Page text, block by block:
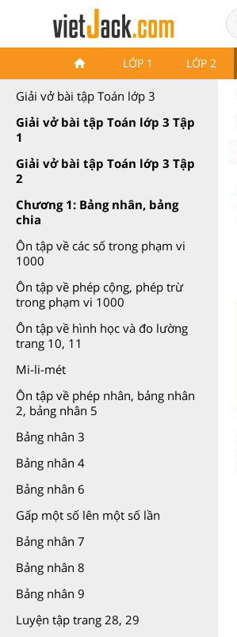
LỚP 1 LỚP 2
Vở bài tập Toán lớp 3 Cánh
Giải vở bài tập Toán lớp 3
Giải vở bài tập Toán lớp 3 Tập
1
Giải vở bài tập Toán lớp 3 Tập
2
Chương 1: Bảng nhân, bảng
chia
Ôn tập về các số trong phạm vi
1000
Ôn tập về phép cộng, phép trừ
trong phạm vi 1000
Ôn tập về hình học và đo lường
trang 10, 11
Mi-li-mét
Ôn tập về phép nhân, bảng nhân
2, bảng nhân 5
Bảng nhân 3
Bảng nhân 4
Bảng nhân 6
Gấp một số lên một số lần
Bảng nhân 7
Bảng nhân 8
Bảng nhân 9
Luyện tập trang 28, 29